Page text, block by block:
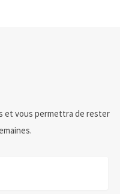
et vous permettra de rester